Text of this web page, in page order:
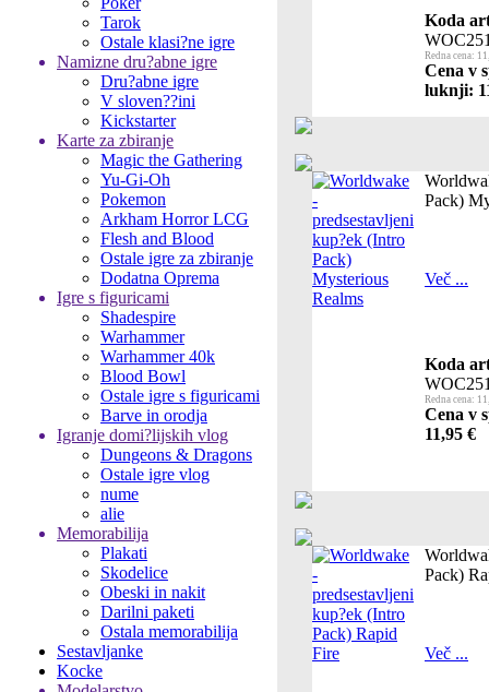
Tarok
Ostale klasi?ne igre
Namizne dru?abne igre
Dru?abne igre
V sloven??ini
Kickstarter
Karte za zbiranje
Magic the Gathering
Yu-Gi-Oh
Pokemon
Arkham Horror LCG
Flesh and Blood
Ostale igre za zbiranje
Dodatna Oprema
Igre s figuricami
Shadespire
Warhammer
Warhammer 40k
Blood Bowl
Ostale igre s figuricami
Barve in orodja
Igranje domi?lijskih vlog
Dungeons & Dragons
Ostale igre vlog
nume
alie
Memorabilija
Plakati
Skodelice
Obeski in nakit
Darilni paketi
Ostala memorabilija
Sestavljanke
Kocke
Koda
Redna cena:
Cena v
luknji:
Pack)
Več ...
Koda
Redna cena:
Cena v
11,95 €
Pack)
Več ...